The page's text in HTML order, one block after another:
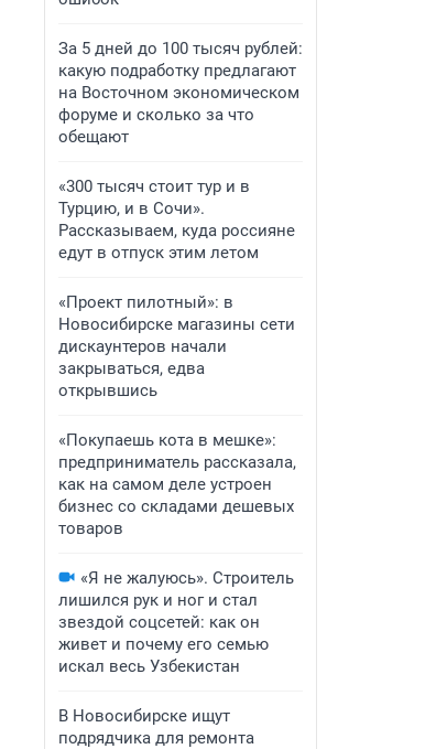
За 5 дней до 100 тысяч рублей:
какую подработку предлагают
на Восточном экономическом
форуме и сколько за что
обещают
«300 тысяч стоит тур и в
Турцию, и в Сочи».
Рассказываем, куда россияне
едут в отпуск этим летом
«Проект пилотный»: в
Новосибирске магазины сети
дискаунтеров начали
закрываться, едва
открывшись
«Покупаешь кота в мешке»:
предприниматель рассказала,
как на самом деле устроен
бизнес со складами дешевых
товаров
«Я не жалуюсь». Строитель
лишился рук и ног и стал
звездой соцсетей: как он
живет и почему его семью
искал весь Узбекистан
В Новосибирске ищут
подрядчика для ремонта